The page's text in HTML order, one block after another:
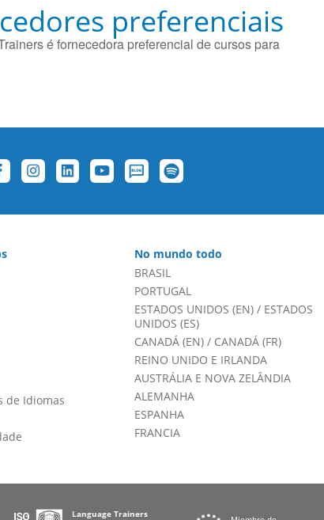
preferenciais
é fornecedora preferencial de cursos para
de Idiomas
No mundo todo
BRASIL
PORTUGAL
ESTADOS UNIDOS (EN)/ ESTADOS
UNIDOS (ES)
CANADÁ (EN)/ CANADÁ (FR)
REINO UNIDO E IRLANDA
AUSTRÁLIA E NOVA ZELÂNDIA
ALEMANHA
ESPANHA
FRANCIA